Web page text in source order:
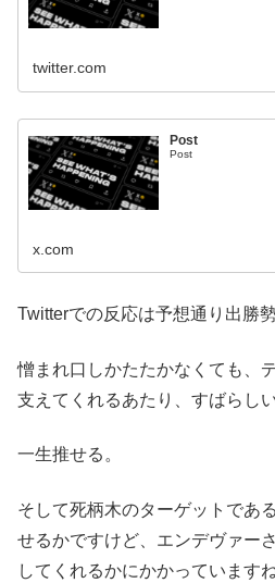
twitter.com
Post
Post
x.com
Twitterでの反応は予想通り出勝
憎まれ口しかたたかなくても、
支えてくれるあたり、すばらし
一生推せる。
そして死柄木のターゲットであ
せるかですけど、エンデヴァー
してくれるかにかかっていますね